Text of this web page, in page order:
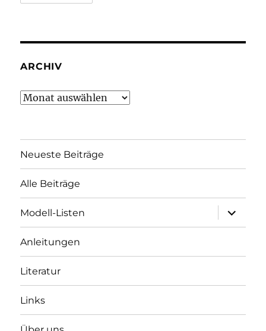
ARCHIV
Archiv
Neueste Beiträge
Alle Beiträge
Modell-Listen
öffnen
Anleitungen
Literatur
Links